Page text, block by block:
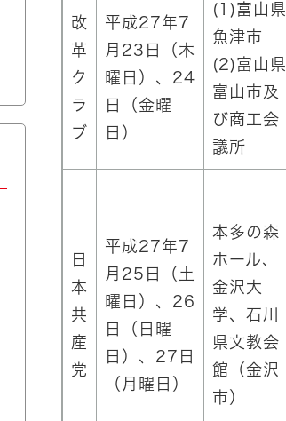
改
革
ク
ラ
ブ
平成27年7
月23日（木
曜日）、24
日（金曜
日）
(1)富山県
魚津市
(2)富山県
富山市及
び商工会
議所
日
本
共
産
党
平成27年7
月25日（土
曜日）、26
日（日曜
日）、27日
（月曜日）
本多の森
ホール、
金沢大
学、石川
県文教会
館（金沢
市）